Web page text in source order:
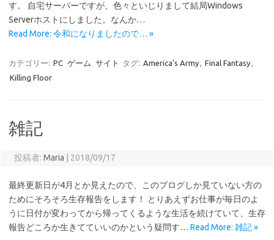
す。 自宅サーバーですが、色々といじりまして結局Windows
Serverホストにしました。なんか…
Read More: 令和になりましたので… »
カテゴリー: PC ゲーム サイト タグ: America's Army, Final Fantasy,
Killing Floor
雑記
投稿者: Maria 2018/09/17
最終更新日が4月とか見えたので、このブログしか見ていない方の
ためにそろそろ生存報告をします！ とりあえずお仕事が毎日のよ
うに日付が変わってから帰ってくるような生活を続けていて、生存
報告どころか生きてていいのかという疑問す… Read More: 雑記 »